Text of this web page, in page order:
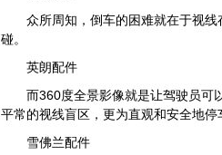
众所周知，倒车的困难就在于视
碰。
英朗配件
而360度全景影像就是让驾驶员可
平常的视线盲区，更为直观和安全地停
雪佛兰配件